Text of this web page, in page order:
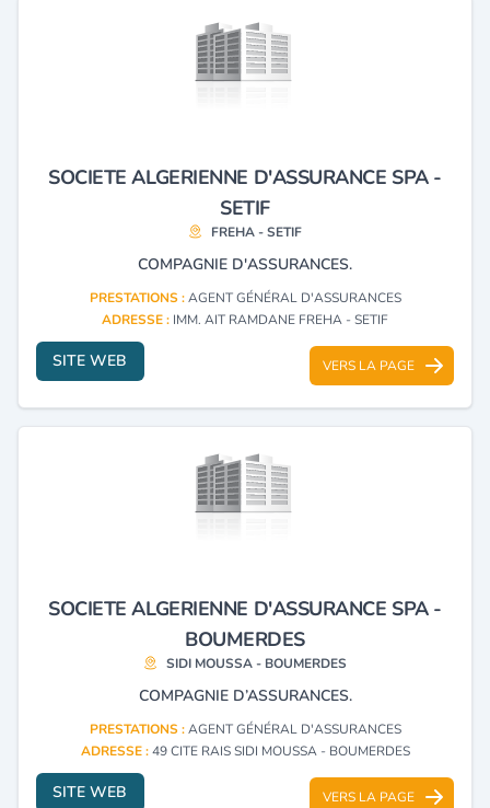
SOCIETE ALGERIENNE D'ASSURANCE SPA -
SETIF
FREHA - SETIF
COMPAGNIE D'ASSURANCES.
PRESTATIONS :AGENT GÉNÉRAL D'ASSURANCES
ADRESSE : IMM. AIT RAMDANE FREHA - SETIF
SITE WEB VERS LA PAGE
SOCIETE ALGERIENNE D'ASSURANCE SPA -
BOUMERDES
SIDI MOUSSA - BOUMERDES
COMPAGNIE D’ASSURANCES.
PRESTATIONS :AGENT GÉNÉRAL D'ASSURANCES
ADRESSE :49 CITE RAIS SIDI MOUSSA - BOUMERDES
SITE WEB VERS LA PAGE